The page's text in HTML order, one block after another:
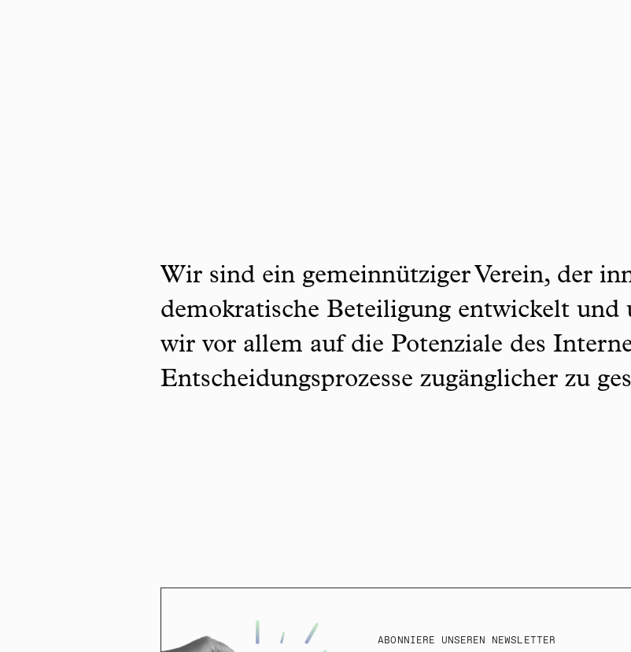
Wir sind ein gemeinnütziger Verein, der
demokratische Beteiligung entwickelt und
wir vor allem auf die Potenziale des
Entscheidungsprozesse zugänglicher zu
ABONNIERE UNSEREN NEWSLETTER